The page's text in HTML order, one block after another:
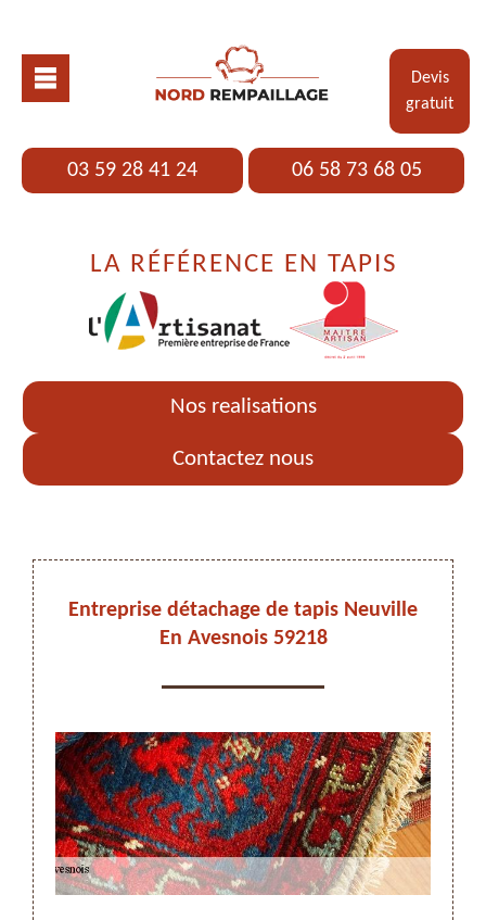
Devis
gratuit
03 59 28 41 24 06 58 73 68 05
LA RÉFÉRENCE EN TAPIS
Nos realisations
Contactez nous
Entreprise détachage de tapis Neuville
En Avesnois 59218